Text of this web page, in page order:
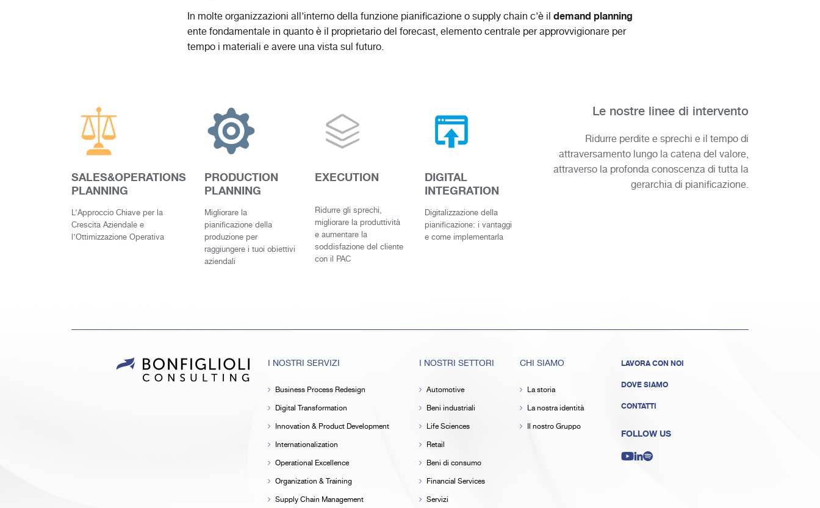
In molte organizzazioni all’interno della funzione pianificazione o supply chain c’è il demand planning
ente fondamentale in quanto è il proprietario del forecast, elemento centrale per approvvigionare per
tempo i materiali e avere una vista sul futuro.
SALES&OPERATIONS
PLANNING
L’Approccio Chiave per la
Crescita Aziendale e
l’Ottimizzazione Operativa
PRODUCTION
PLANNING
Migliorare la
pianificazione della
produzione per
raggiungere i tuoi obiettivi
aziendali
EXECUTION
Ridurre gli sprechi,
migliorare la produttività
e aumentare la
soddisfazione del cliente
con il PAC
DIGITAL
INTEGRATION
Digitalizzazione della
pianificazione: i vantaggi
e come implementarla
Le nostre linee di intervento
Ridurre perdite e sprechi e il tempo di
attraversamento lungo la catena del valore,
attraverso la profonda conoscenza di tutta la
gerarchia di pianificazione.
I NOSTRI SERVIZI
Business Process Redesign
Digital Transformation
Innovation & Product Development
Internationalization
Operational Excellence
Organization & Training
Supply Chain Management
I NOSTRI SETTORI
Automotive
Beni industriali
Life Sciences
Retail
Beni di consumo
Financial Services
Servizi
CHI SIAMO
La storia
La nostra identità
Il nostro Gruppo
LAVORA CON NOI
DOVE SIAMO
CONTATTI
FOLLOW US